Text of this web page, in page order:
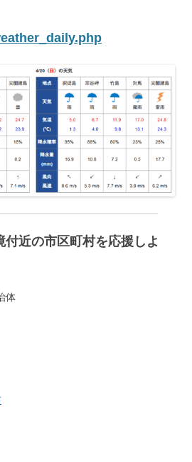
近の市区町村を応援しよ
体